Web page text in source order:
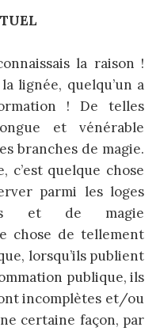
la raison !
lignée, quelqu’un a
! De telles
et vénérable
branches de magie.
c’est quelque chose
parmi les loges
et de magie
chose de tellement
lorsqu’ils publient
publique, ils
incomplètes et/ou
certaine façon, par